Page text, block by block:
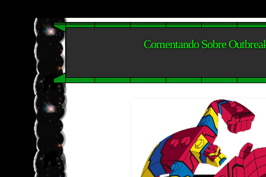
Comentando Sobre